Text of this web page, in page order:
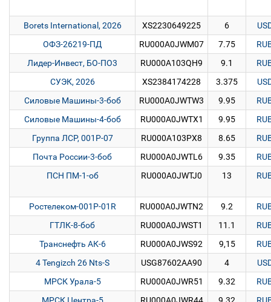
Borets International, 2026 XS2230649225 6
ОФЗ-26219-ПД
RU000A0JWM07 7.75
Лидер-Инвест, БO-ПO3
RU000A103QH9 9.1
СУЭК, 2026
XS2384174228 3.375
Силовые Машины-3-боб
RU000A0JWTW3 9.95
Силовые Машины-4-боб
RU000A0JWTX1 9.95
Группа ЛСР, 001P-07
RU000A103PX8 8.65
Почта России-3-боб
RU000A0JWTL6 9.35
ПСН ПМ-1-об
RU000A0JWTJ0 13
Ростелеком-001P-01R RU000A0JWTN2 9.2
ГТЛК-8-боб
RU000A0JWST1 11.1
Транснефть АК-6
RU000A0JWS92 9,15
4 Tengizch 26 Nts-S
USG87602AA90 4
МРСК Урала-5
RU000A0JWR51 9.32